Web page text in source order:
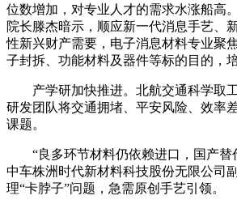
位数增加，对专业人才的需求水涨船高
院长滕杰暗示，顺应新一代消息手艺、
性新兴财产需要，电子消息材料专业聚
子封拆、功能材料及器件等标的目的，
产学研加快推进。北航交通科学取工
研发团队将交通拥堵、平安风险、效率
课题。
“良多环节材料仍依赖进口，国产替
中车株洲时代新材料科技股份无限公司
理“卡脖子”问题，急需原创手艺引领。